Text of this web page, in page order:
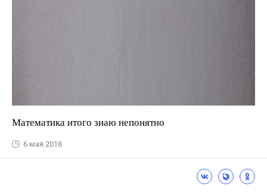
Математика итого зиаю непонятно
6 мая 2018